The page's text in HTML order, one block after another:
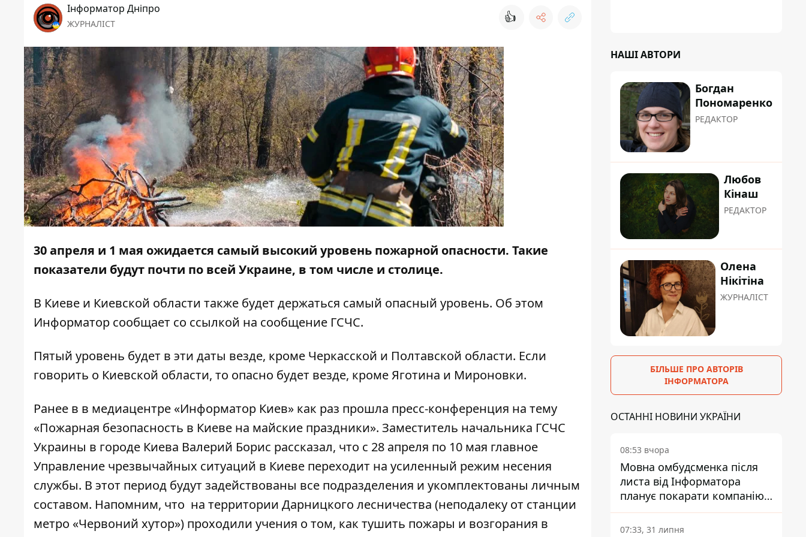
Інформатор Дніпро
ЖУРНАЛІСТ 👍
30 апреля и 1 мая ожидается самый высокий уровень пожарной опасности. Такие
показатели будут почти по всей Украине, в том числе и столице.
В Киеве и Киевской области также будет держаться самый опасный уровень. Об этом
Информатор сообщает со ссылкой на сообщение ГСЧС.
Пятый уровень будет в эти даты везде, кроме Черкасской и Полтавской области. Если
говорить о Киевской области, то опасно будет везде, кроме Яготина и Мироновки.
Ранее в в медиацентре «Информатор Киев» как раз прошла пресс-конференция на тему
«Пожарная безопасность в Киеве на майские праздники». Заместитель начальника ГСЧС
Украины в городе Киева Валерий Борис рассказал, что с 28 апреля по 10 мая главное
Управление чрезвычайных ситуаций в Киеве переходит на усиленный режим несения
службы. В этот период будут задействованы все подразделения и укомплектованы личным
составом. Напомним, что на территории Дарницкого лесничества (неподалеку от станции
метро «Червоний хутор») проходили учения о том, как тушить пожары и возгорания в
НАШІ АВТОРИ
Богдан
Пономаренко
РЕДАКТОР
Любов
Кінаш
РЕДАКТОР
Олена
Нікітіна
ЖУРНАЛІСТ
БІЛЬШЕ ПРО АВТОРІВ
ІНФОРМАТОРА
ОСТАННІ НОВИНИ УКРАЇНИ
08:53 вчора
Мовна омбудсменка після
листа від Інформатора
планує покарати компанію-
підрядника ПриватБанку
07:33, 31 липня